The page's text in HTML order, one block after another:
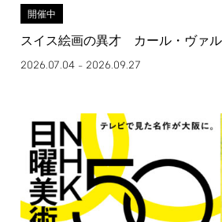
開催中
スイス絵画の異才 カール・ヴァ
2026.07.04 – 2026.09.27